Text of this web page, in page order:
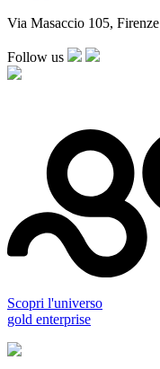
Via Masaccio 105, Firenze
Follow us
Scopri l'universo
gold enterprise